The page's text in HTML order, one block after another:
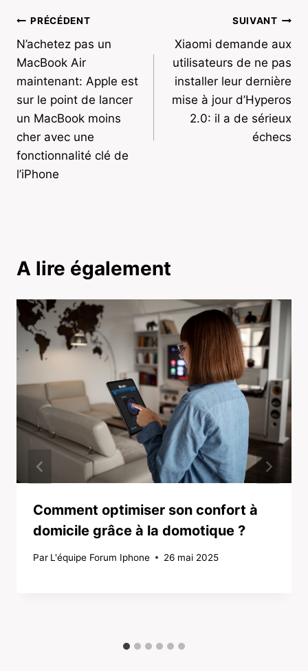
Navigation
de
l’article
PRÉCÉDENT
N’achetez pas un
MacBook Air
maintenant: Apple est
sur le point de lancer
un MacBook moins
cher avec une
fonctionnalité clé de
l’iPhone
SUIVANT
Xiaomi demande aux
utilisateurs de ne pas
installer leur dernière
mise à jour d’Hyperos
2.0: il a de sérieux
échecs
A lire également
Comment optimiser son confort à
domicile grâce à la domotique ?
Par L'équipe Forum Iphone 26 mai 2025